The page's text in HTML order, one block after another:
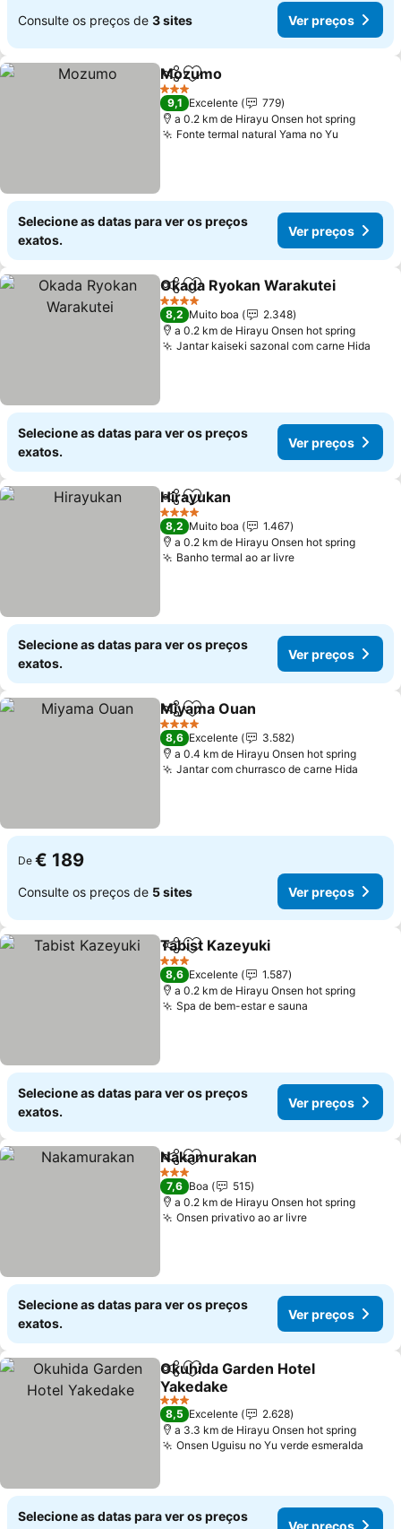
Consulte os preços de 3 sites Ver preços
PartilharAdicionar aos favoritos
Mozumo
3 Estrelas
9,1 Excelente
779
a 0.2 km de Hirayu Onsen hot spring
Fonte termal natural Yama no Yu
Selecione as datas para ver os preços
exatos.
Ver preços
PartilharAdicionar aos favoritos
Okada Ryokan Warakutei
4 Estrelas
8,2 Muito boa
2.348
a 0.2 km de Hirayu Onsen hot spring
Jantar kaiseki sazonal com carne Hida
Selecione as datas para ver os preços
exatos.
Ver preços
PartilharAdicionar aos favoritos
Hirayukan
4 Estrelas
8,2 Muito boa
1.467
a 0.2 km de Hirayu Onsen hot spring
Banho termal ao ar livre
Selecione as datas para ver os preços
exatos.
Ver preços
PartilharAdicionar aos favoritos
Miyama Ouan
4 Estrelas
8,6 Excelente
3.582
a 0.4 km de Hirayu Onsen hot spring
Jantar com churrasco de carne Hida
De € 189
Consulte os preços de 5 sites Ver preços
PartilharAdicionar aos favoritos
Tabist Kazeyuki
3 Estrelas
8,6 Excelente
1.587
a 0.2 km de Hirayu Onsen hot spring
Spa de bem-estar e sauna
Selecione as datas para ver os preços
exatos.
Ver preços
PartilharAdicionar aos favoritos
Nakamurakan
3 Estrelas
7,6 Boa
515
a 0.2 km de Hirayu Onsen hot spring
Onsen privativo ao ar livre
Selecione as datas para ver os preços
exatos.
Ver preços
PartilharAdicionar aos favoritos
Okuhida Garden Hotel
Yakedake
3 Estrelas
8,5 Excelente
2.628
a 3.3 km de Hirayu Onsen hot spring
Onsen Uguisu no Yu verde esmeralda
Selecione as datas para ver os preços
Ver preços